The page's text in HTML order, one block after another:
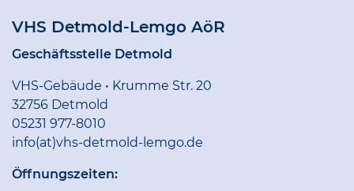
VHS Detmold-Lemgo AöR
Geschäftsstelle Detmold
VHS-Gebäude • Krumme Str. 20
32756 Detmold
05231 977-8010
info(at)vhs-detmold-lemgo.de
Öffnungszeiten: